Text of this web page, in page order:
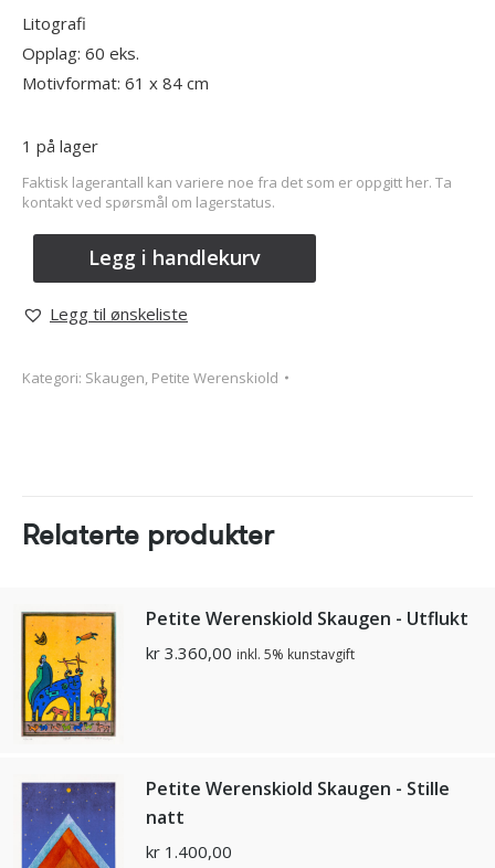
Litografi
Opplag: 60 eks.
Motivformat: 61 x 84 cm
1 på lager
Faktisk lagerantall kan variere noe fra det som er oppgitt her. Ta
kontakt ved spørsmål om lagerstatus.
Legg i handlekurv
Legg til ønskeliste
Kategori: Skaugen, Petite Werenskiold
Relaterte produkter
Petite Werenskiold Skaugen - Utflukt
kr 3.360,00 inkl. 5% kunstavgift
Petite Werenskiold Skaugen - Stille
natt
kr 1.400,00